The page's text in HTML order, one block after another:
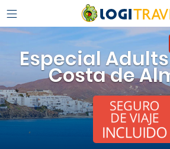
Especial
Costa de